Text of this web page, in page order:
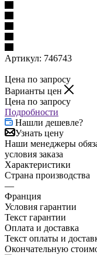
Артикул: 746743
Цена по запросу
Варианты цен
Цена по запросу
Подробности
Нашли дешевле?
Узнать цену
Наши менеджеры
условия заказа
Характеристики
Страна производства
—
Франция
Условия гарантии
Текст гарантии
Оплата и доставка
Текст оплаты и
Окончательную